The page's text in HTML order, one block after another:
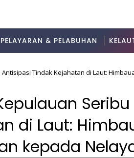
PELAYARAN & PELABUHAN
Tindak Kejahatan di Laut:
Seribu
di Laut:
kepada